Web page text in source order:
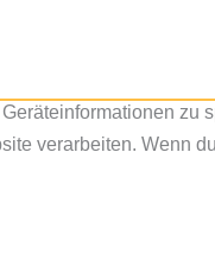
verarbeiten. Wenn